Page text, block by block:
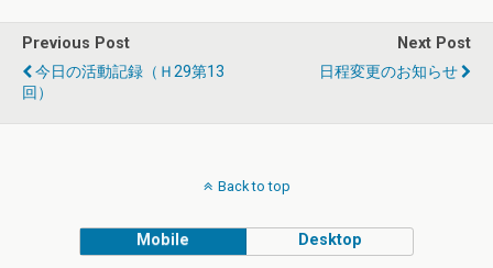
Previous Post
今日の活動記録（Ｈ29第13
回）
Next Post
日程変更のお知らせ
Back to top
Mobile Desktop